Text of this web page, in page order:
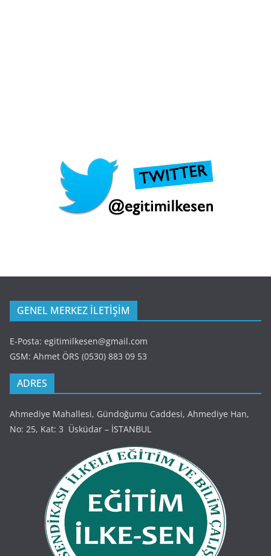
GENEL MERKEZ İLETİŞİM
E-Posta: egitimilkesen@gmail.com
GSM: Ahmet ÖRS (0530) 883 09 53
ADRES
Ahmediye Mahallesi, Gündoğumu Caddesi, Ahmediye Han,
No: 25, Kat: 3 Üsküdar – İSTANBUL